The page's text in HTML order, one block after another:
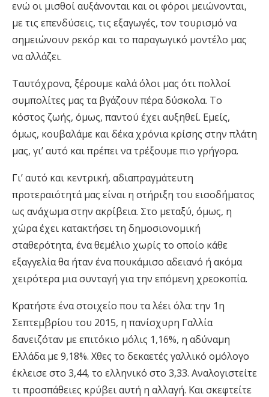
ενώ οι μισθοί αυξάνονται και οι φόροι μειώνονται,
με τις επενδύσεις, τις εξαγωγές, τον τουρισμό να
σημειώνουν ρεκόρ και το παραγωγικό μοντέλο μας
να αλλάζει.
Ταυτόχρονα, ξέρουμε καλά όλοι μας ότι πολλοί
συμπολίτες μας τα βγάζουν πέρα δύσκολα. Το
κόστος ζωής, όμως, παντού έχει αυξηθεί. Εμείς,
όμως, κουβαλάμε και δέκα χρόνια κρίσης στην πλάτη
μας, γι’ αυτό και πρέπει να τρέξουμε πιο γρήγορα.
Γι’ αυτό και κεντρική, αδιαπραγμάτευτη
προτεραιότητά μας είναι η στήριξη του εισοδήματος
ως ανάχωμα στην ακρίβεια. Στο μεταξύ, όμως, η
χώρα έχει κατακτήσει τη δημοσιονομική
σταθερότητα, ένα θεμέλιο χωρίς το οποίο κάθε
εξαγγελία θα ήταν ένα πουκάμισο αδειανό ή ακόμα
χειρότερα μια συνταγή για την επόμενη χρεοκοπία.
Κρατήστε ένα στοιχείο που τα λέει όλα: την 1η
Σεπτεμβρίου του 2015, η πανίσχυρη Γαλλία
δανειζόταν με επιτόκιο μόλις 1,16%, η αδύναμη
Ελλάδα με 9,18%. Χθες το δεκαετές γαλλικό ομόλογο
έκλεισε στο 3,44, το ελληνικό στο 3,33. Αναλογιστείτε
τι προσπάθειες κρύβει αυτή η αλλαγή. Και σκεφτείτε